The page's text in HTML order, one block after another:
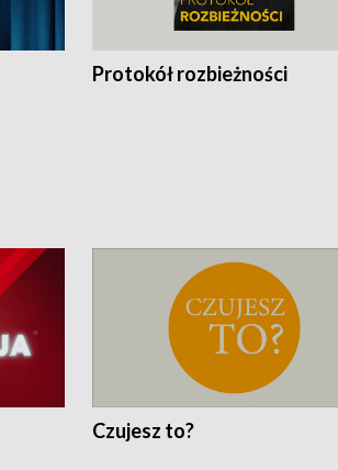
Protokół rozbieżności
Czujesz to?